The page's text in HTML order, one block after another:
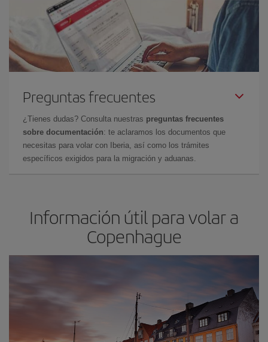
Preguntas frecuentes
¿Tienes dudas? Consulta nuestras preguntas frecuentes
sobre documentación: te aclaramos los documentos que
necesitas para volar con Iberia, así como los trámites
específicos exigidos para la migración y aduanas.
Información útil para volar a
Copenhague